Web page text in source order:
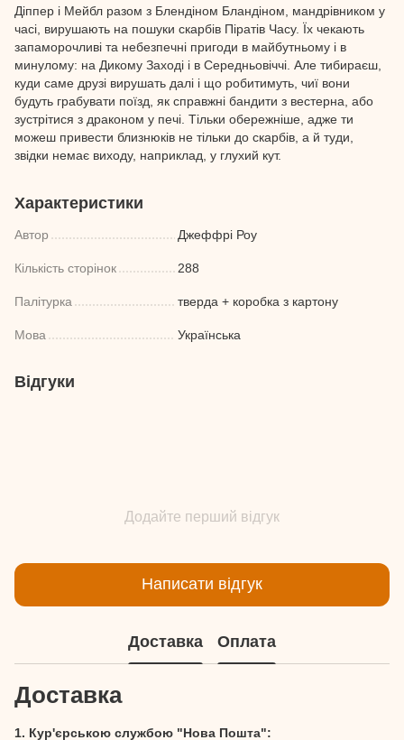
Діппер і Мейбл разом з Блендіном Бландіном, мандрівником у
часі, вирушають на пошуки скарбів Піратів Часу. Їх чекають
запаморочливі та небезпечні пригоди в майбутньому і в
минулому: на Дикому Заході і в Середньовіччі. Але тибираєш,
куди саме друзі вирушать далі і що робитимуть, чиї вони
будуть грабувати поїзд, як справжні бандити з вестерна, або
зустрітися з драконом у печі. Тільки обережніше, адже ти
можеш привести близнюків не тільки до скарбів, а й туди,
звідки немає виходу, наприклад, у глухий кут.
Характеристики
Автор Джеффрі Роу
Кількість сторінок 288
Палітурка тверда + коробка з картону
Мова Українська
Відгуки
Додайте перший відгук
Написати відгук
Доставка Оплата
Доставка
1. Кур'єрською службою "Нова Пошта":